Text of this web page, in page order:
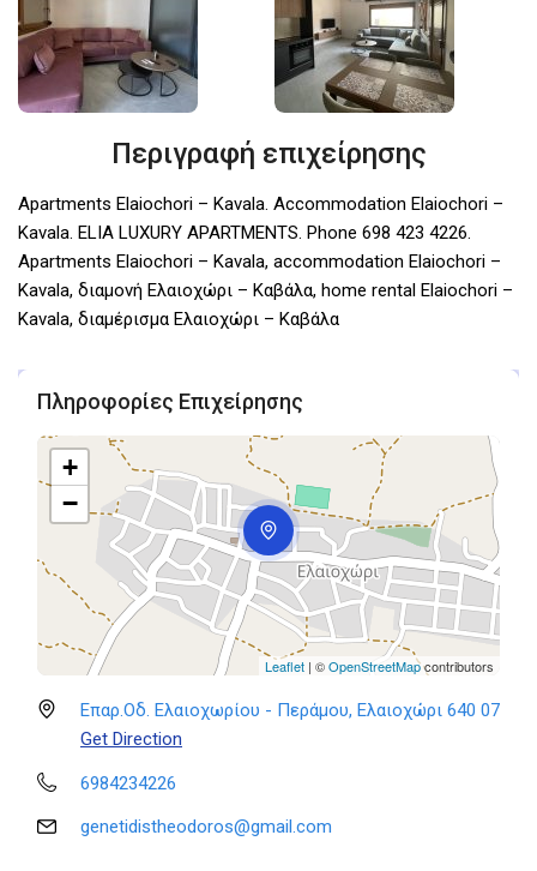
Περιγραφή επιχείρησης
Apartments Elaiochori – Kavala. Accommodation Elaiochori –
Kavala. ELIA LUXURY APARTMENTS. Phone 698 423 4226.
Αpartments Elaiochori – Kavala, accommodation Elaiochori –
Kavala, διαμονή Ελαιοχώρι – Καβάλα, home rental Elaiochori –
Kavala, διαμέρισμα Ελαιοχώρι – Καβάλα
Πληροφορίες Επιχείρησης
+
−
Leaflet | ©OpenStreetMapcontributors
Επαρ.Οδ. Ελαιοχωρίου - Περάμου, Ελαιοχώρι 640 07
Get Direction
6984234226
genetidistheodoros@gmail.com